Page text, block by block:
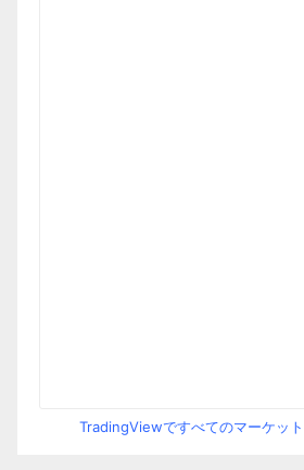
TradingViewですべてのマーケッ